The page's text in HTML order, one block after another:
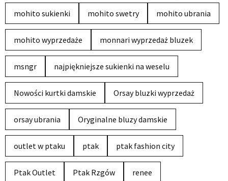
mohito sukienki mohito swetry mohito ubrania
mohito wyprzedaże monnari wyprzedaż bluzek
msngr najpiękniejsze sukienki na weselu
Nowości kurtki damskie Orsay bluzki wyprzedaż
orsay ubrania Oryginalne bluzy damskie
outlet w ptaku ptak ptak fashion city
Ptak Outlet Ptak Rzgów renee